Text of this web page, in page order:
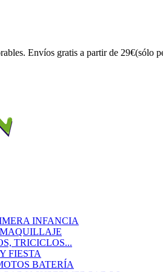
Envíos gratis a partir de 29€(sólo
INFANCIA
TRICICLOS...
FIESTA
BATERÍA